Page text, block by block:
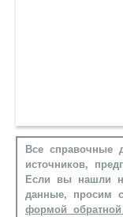
Все справочные
источников,
Если вы нашли
данные, просим
формой обратной